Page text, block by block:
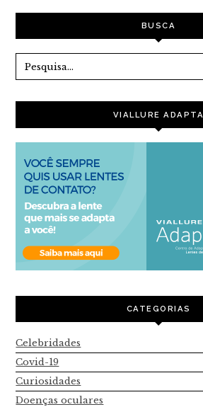
POST
BUSCA
VIALLURE ADAPTA
CATEGORIAS
Celebridades
Covid-19
Curiosidades
Doenças oculares